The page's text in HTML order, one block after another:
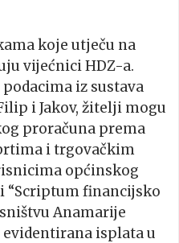
koje utječu na
vijećnici HDZ-a.
iz sustava
i Jakov, žitelji mogu
proračuna prema
i trgovačkim
općinskog
“Scriptum financijsko
Anamarije
evidentirana isplata u